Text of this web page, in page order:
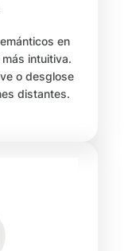
en
intuitiva.
o desglose
distantes.